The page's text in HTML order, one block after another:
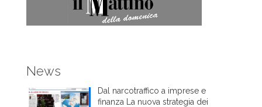
News
Dal narcotraffico a imprese e
finanza La nuova strategia dei